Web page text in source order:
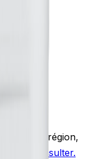
et sa région,
Nous consulter.